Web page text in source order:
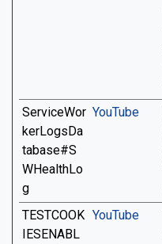
ServiceWor
kerLogsDa
tabase#S
WHealthLo
g
YouTube
TESTCOOK
IESENABL
YouTube